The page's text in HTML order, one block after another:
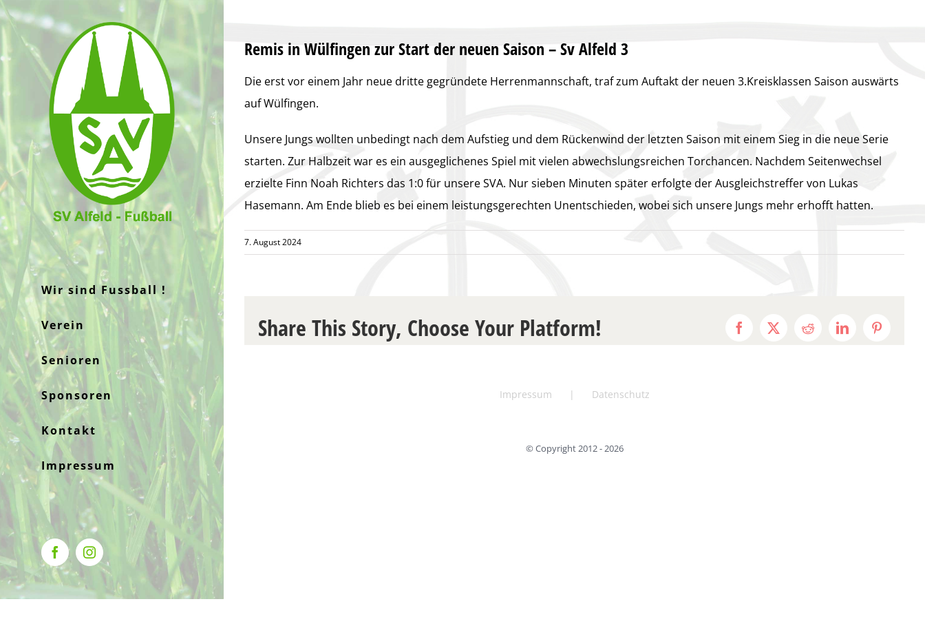
Zum
Inhalt
springen
Wir sind Fussball !
Verein
Senioren
Sponsoren
Kontakt
Impressum
FacebookInstagram
Remis in Wülfingen zur Start der neuen Saison – Sv Alfeld 3
Die erst vor einem Jahr neue dritte gegründete Herrenmannschaft, traf zum Auftakt der neuen 3.Kreisklassen Saison auswärts
auf Wülfingen.
Unsere Jungs wollten unbedingt nach dem Aufstieg und dem Rückenwind der letzten Saison mit einem Sieg in die neue Serie
starten. Zur Halbzeit war es ein ausgeglichenes Spiel mit vielen abwechslungsreichen Torchancen. Nachdem Seitenwechsel
erzielte Finn Noah Richters das 1:0 für unsere SVA. Nur sieben Minuten später erfolgte der Ausgleichstreffer von Lukas
Hasemann. Am Ende blieb es bei einem leistungsgerechten Unentschieden, wobei sich unsere Jungs mehr erhofft hatten.
7. August 2024
Share This Story, Choose Your Platform! Facebook
X RedditLinkedInPinterest
Impressum Datenschutz
© Copyright 2012 -2026